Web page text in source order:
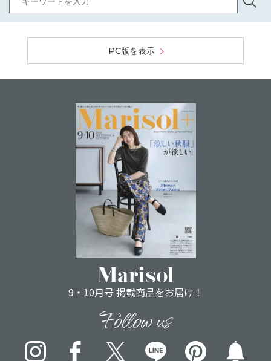
PC版を表示
9・10月号 掲載商品をお届け！
Follow us
InstagramFacebookX LINE pinterest